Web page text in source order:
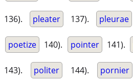
136). pleater 137). pleurae
poetize 140). pointer 141).
143). politer 144). pornier